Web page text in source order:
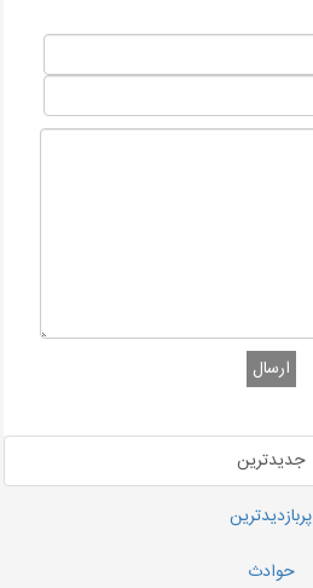
ارسال
جدیدترین
پربازدیدترین
حوادث